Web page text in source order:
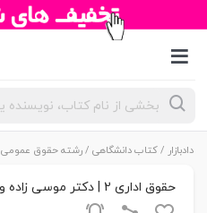
جستجوی
محصولات
دادبازار /کتاب دانشگاهی /رشته حقوق عمومی
حقوق اداری 2 | دکتر موسی زاده و دکتر خسروی